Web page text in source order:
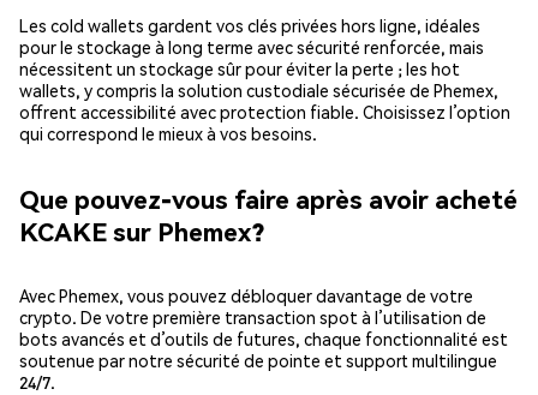
Les cold wallets gardent vos clés privées hors ligne, idéales
pour le stockage à long terme avec sécurité renforcée, mais
nécessitent un stockage sûr pour éviter la perte ; les hot
wallets, y compris la solution custodiale sécurisée de Phemex,
offrent accessibilité avec protection fiable. Choisissez l’option
qui correspond le mieux à vos besoins.
Que pouvez-vous faire après avoir acheté
KCAKE sur Phemex?
Avec Phemex, vous pouvez débloquer davantage de votre
crypto. De votre première transaction spot à l’utilisation de
bots avancés et d’outils de futures, chaque fonctionnalité est
soutenue par notre sécurité de pointe et support multilingue
24/7.